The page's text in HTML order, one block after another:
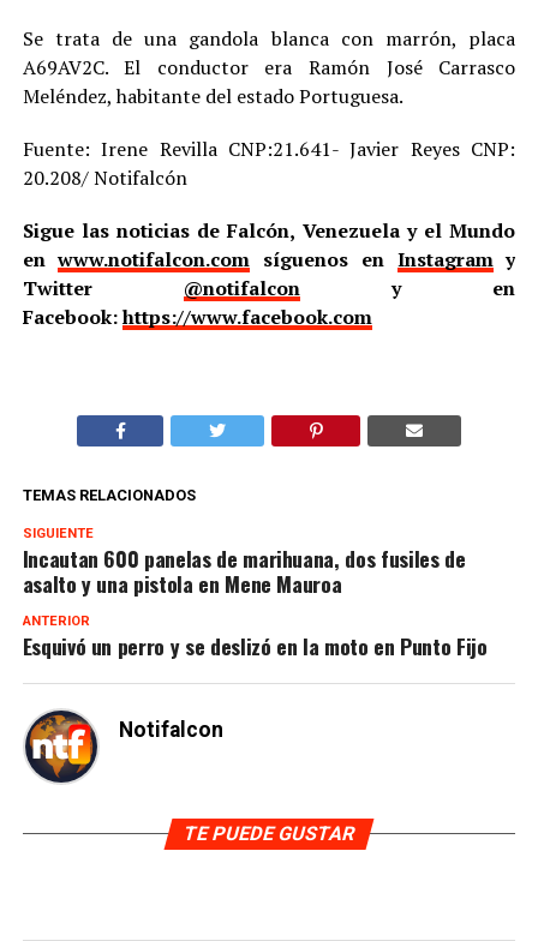
Se trata de una gandola blanca con marrón, placa
A69AV2C. El conductor era Ramón José Carrasco
Meléndez, habitante del estado Portuguesa.
Fuente: Irene Revilla CNP:21.641- Javier Reyes CNP:
20.208/ Notifalcón
Sigue las noticias de Falcón, Venezuela y el Mundo
enwww.notifalcon.com síguenos en Instagramy
Twitter @notifalcony en
Facebook:https://www.facebook.com
TEMAS RELACIONADOS
SIGUIENTE
Incautan 600 panelas de marihuana, dos fusiles de
asalto y una pistola en Mene Mauroa
ANTERIOR
Esquivó un perro y se deslizó en la moto en Punto Fijo
Notifalcon
TE PUEDE GUSTAR